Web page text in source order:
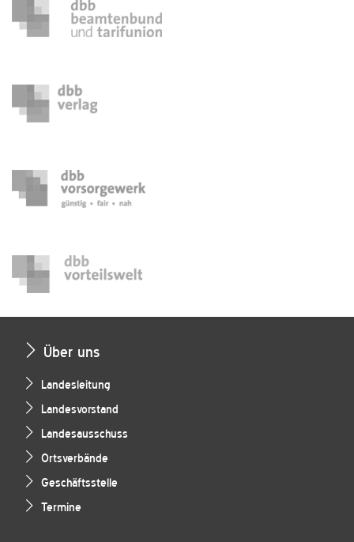
Über uns
Landesleitung
Landesvorstand
Landesausschuss
Ortsverbände
Geschäftsstelle
Termine